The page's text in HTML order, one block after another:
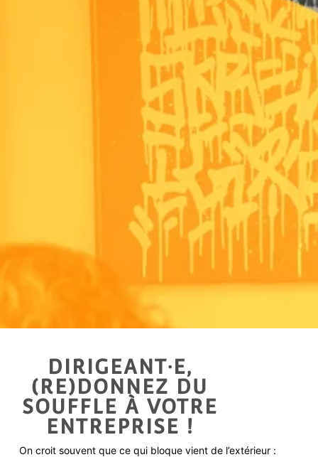
DIRIGEANT·E,
(RE)DONNEZ DU
SOUFFLE À VOTRE
ENTREPRISE !
On croit souvent que ce qui bloque vient de l’extérieur :